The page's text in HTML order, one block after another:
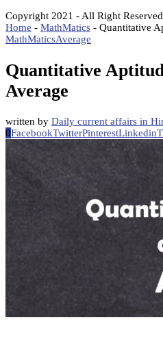
Copyright 2021 - All Right Reserved
Home - MathMatics - Quantitative
MathMaticsAverage
Quantitative
Average
written by Daily current affairs in
0FacebookTwitterPinterestLinkedin